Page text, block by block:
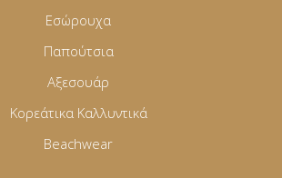
Εσώρουχα
Παπούτσια
Αξεσουάρ
Κορεάτικα Καλλυντικά
Beachwear